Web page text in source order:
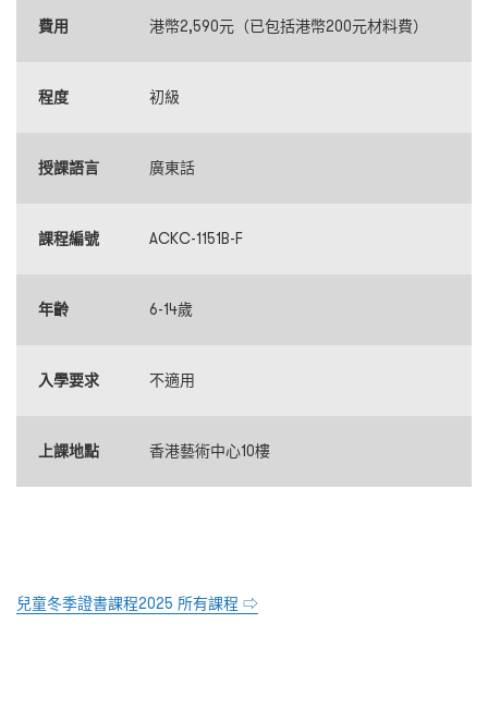
費用 港幣2,590元（已包括港幣200元材料費）
程度 初級
授課語言 廣東話
課程編號 ACKC-1151B-F
年齡 6-14歲
入學要求 不適用
上課地點 香港藝術中心10樓
兒童冬季證書課程2025 所有課程 ⇨